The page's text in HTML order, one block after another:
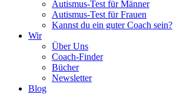
Autismus-Test für Männer
Autismus-Test für Frauen
Kannst du ein guter Coach sein?
Wir
Über Uns
Coach-Finder
Bücher
Newsletter
Blog